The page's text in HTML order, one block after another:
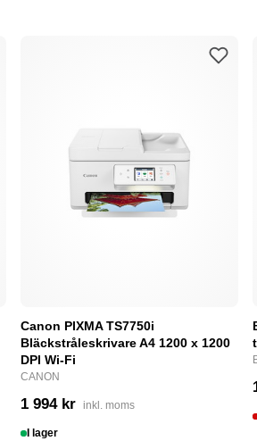
Canon PIXMA TS7750i
Bläckstråleskrivare A4 1200 x 1200
DPI Wi-Fi
CANON
1 994 kr inkl. moms
I lager